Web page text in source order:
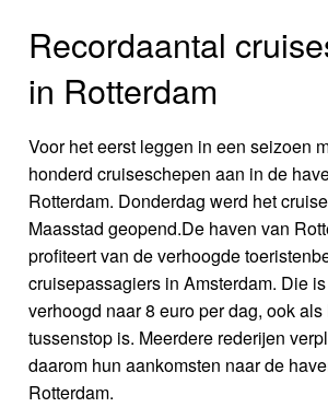
Recordaantal
in Rotterdam
Voor het eerst leggen in een seizoen
honderd cruiseschepen aan in de
Rotterdam. Donderdag werd het
Maasstad geopend.De haven van
profiteert van de verhoogde
cruisepassagiers in Amsterdam. Die
verhoogd naar 8 euro per dag, ook
tussenstop is. Meerdere rederijen
daarom hun aankomsten naar de
Rotterdam.